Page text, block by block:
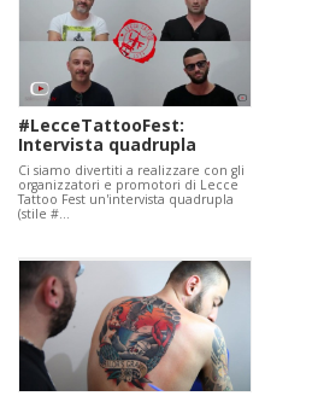
#LecceTattooFest:
Intervista quadrupla
Ci siamo divertiti a realizzare con gli
organizzatori e promotori di Lecce
Tattoo Fest un'intervista quadrupla
(stile #…